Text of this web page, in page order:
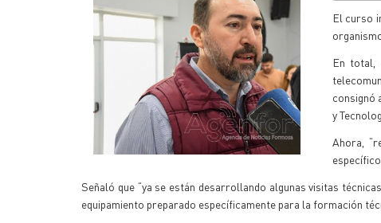
El curso
En total,
consignó
y
Ahora,
Señaló que “ya se están desarrollando algunas visitas
equipamiento preparado específicamente para la formación